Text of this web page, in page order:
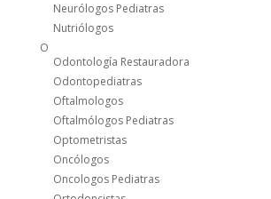
Neurólogos Pediatras
Nutriólogos
O
Odontología Restauradora
Odontopediatras
Oftalmologos
Oftalmólogos Pediatras
Optometristas
Oncólogos
Oncologos Pediatras